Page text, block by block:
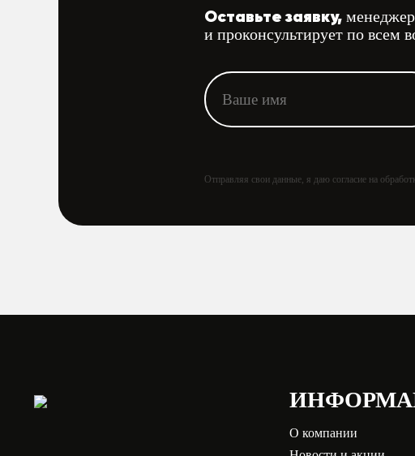
Оставьте заявку,
и проконсультирует по всем
Отправляя свои данные, я даю согласие на
О компании